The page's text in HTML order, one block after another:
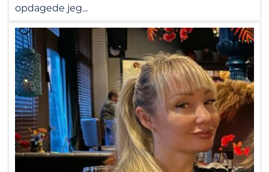
opdagede jeg...